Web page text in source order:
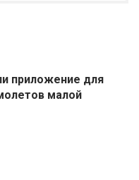
приложение для
малой